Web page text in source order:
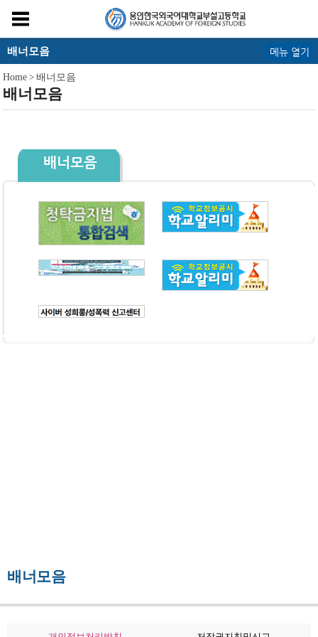
배너모음 메뉴 열기
Home >배너모음
배너모음
배너모음
배너모음